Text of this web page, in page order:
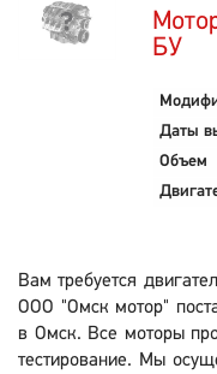
БУ
Даты
Объем
Вам требуется
ООО "Омск мотор"
в Омск. Все моторы
тестирование. Мы